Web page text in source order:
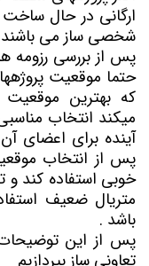
ارگانی در حال
شخصی ساز می
پس از بررسی رزومه
حتما موقعیت
که بهترین موقعیت
میکند انتخاب
آینده برای اعضای
پس از انتخاب
خوبی استفاده کند و
متریال ضعیف
باشد .
پس از این
تعاونی ساز بپردازیم